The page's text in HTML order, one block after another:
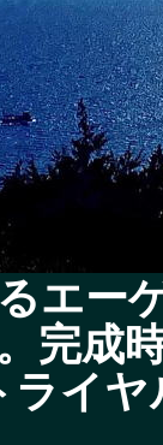
エー
完成
ライ